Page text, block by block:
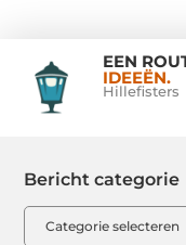
EEN
IDEEËN.
Hillefisters
Bericht categorie